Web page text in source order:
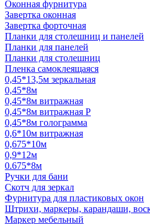
Оконная фурнитура
Завертка оконная
Завертка форточная
Планки для столешниц и панелей
Планки для панелей
Планки для столешниц
Пленка самоклеящаяся
0,45*13,5м зеркальная
0,45*8м
0,45*8м витражная
0,45*8м витражная Р
0,45*8м голограмма
0,6*10м витражная
0,675*10м
0,9*12м
0.675*8м
Ручки для бани
Скотч для зеркал
Фурнитура для пластиковых окон
Штрихи, маркеры, карандаши,
Маркер мебельный